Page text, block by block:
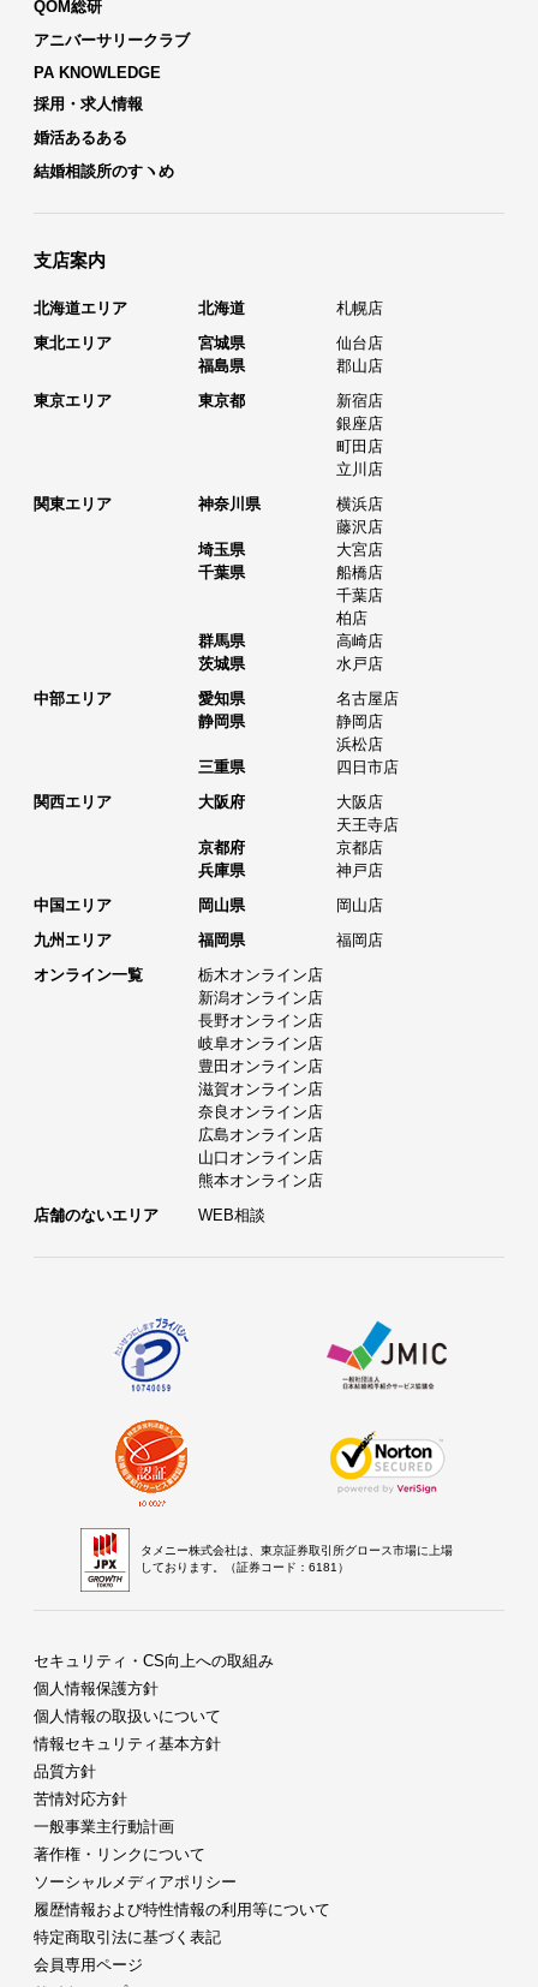
QOM総研
アニバーサリークラブ
PA KNOWLEDGE
採用・求人情報
婚活あるある
結婚相談所のすヽめ
支店案内
北海道エリア 北海道
札幌店
東北エリア
宮城県
仙台店
福島県
郡山店
東京エリア
東京都
新宿店
銀座店
町田店
立川店
関東エリア
神奈川県
横浜店
藤沢店
埼玉県
大宮店
千葉県
船橋店
千葉店
柏店
群馬県
高崎店
茨城県
水戸店
中部エリア
愛知県
名古屋店
静岡県
静岡店
浜松店
三重県
四日市店
関西エリア
大阪府
大阪店
天王寺店
京都府
京都店
兵庫県
神戸店
中国エリア
岡山県
岡山店
九州エリア
福岡県
福岡店
オンライン一覧
栃木オンライン店
新潟オンライン店
長野オンライン店
岐阜オンライン店
豊田オンライン店
滋賀オンライン店
奈良オンライン店
広島オンライン店
山口オンライン店
熊本オンライン店
店舗のないエリア
WEB相談
タメニー株式会社は、東京証券取引所グロース市場に上場
しております。（証券コード：6181）
セキュリティ・CS向上への取組み
個人情報保護方針
個人情報の取扱いについて
情報セキュリティ基本方針
品質方針
苦情対応方針
一般事業主行動計画
著作権・リンクについて
ソーシャルメディアポリシー
履歴情報および特性情報の利用等について
特定商取引法に基づく表記
会員専用ページ